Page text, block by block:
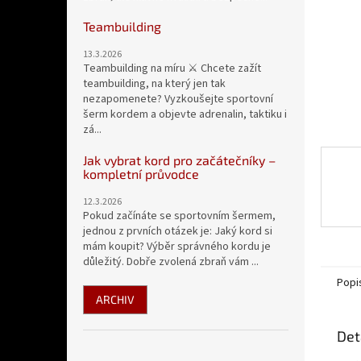
Teambuilding
13.3.2026
Teambuilding na míru ⚔️ Chcete zažít
teambuilding, na který jen tak
nezapomenete? Vyzkoušejte sportovní
šerm kordem a objevte adrenalin, taktiku i
zá...
Jak vybrat kord pro začátečníky –
kompletní průvodce
12.3.2026
Pokud začínáte se sportovním šermem,
jednou z prvních otázek je: Jaký kord si
mám koupit? Výběr správného kordu je
důležitý. Dobře zvolená zbraň vám ...
ARCHIV